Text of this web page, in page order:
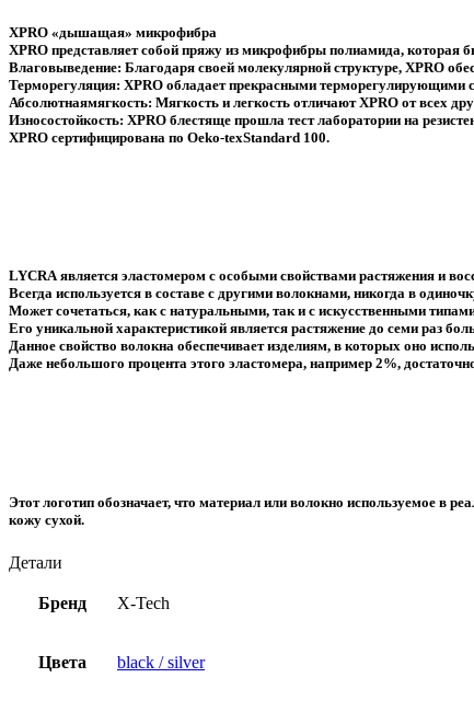
XPRO «дышащая» микрофибра
XPRO представляет собой пряжу из микрофибры полиамида, которая
Влаговыведение: Благодаря своей молекулярной структуре, XPRO
Терморегуляция: XPRO обладает прекрасными терморегулирующими
Абсолютнаямягкость: Мягкость и легкость отличают XPRO от всех
Износостойкость: XPRO блестяще прошла тест лаборатории на
XPRO сертифицирована по Oeko-texStandard 100.
LYCRAявляется эластомером с особыми свойствами растяжения и
Всегда используется в составе с другими волокнами, никогда в
Может сочетаться, как с натуральными, так и с искусственными
Его уникальной характеристикой является растяжение до семи раз
Данное свойство волокна обеспечивает изделиям, в которых оно
Даже небольшого процента этого эластомера, например 2%,
Этот логотип обозначает, что материал или волокно используемое в
кожу сухой.
Детали
Бренд X-Tech
Цвета black / silver